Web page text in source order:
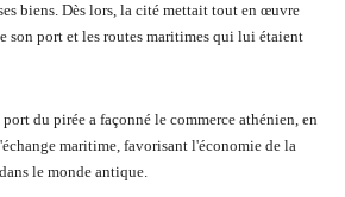
biens. Dès lors, la cité mettait tout en œuvre
son port et les routes maritimes qui lui étaient